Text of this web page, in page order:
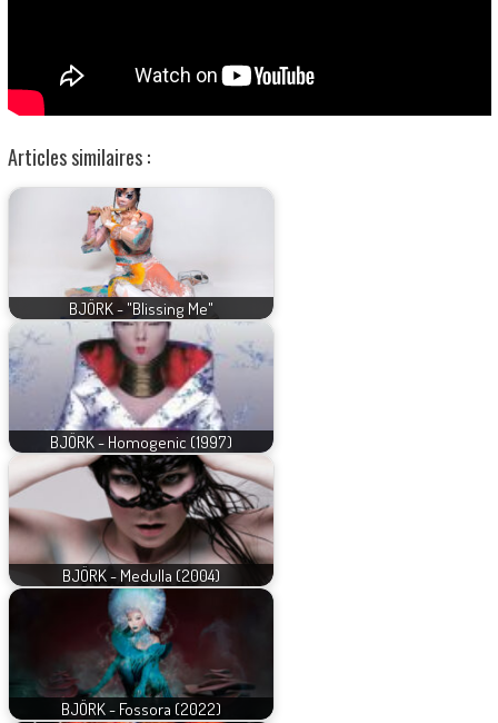
Articles similaires :
BJÖRK - "Blissing Me"
BJÖRK - Homogenic (1997)
BJÖRK - Medulla (2004)
BJÖRK - Fossora (2022)